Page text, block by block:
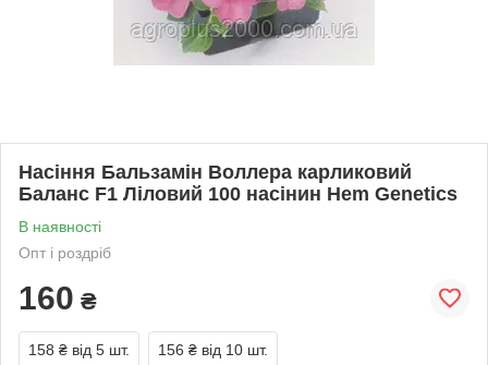
Насіння Бальзамін Воллера карликовий
Баланс F1 Ліловий 100 насінин Hem Genetics
В наявності
Опт і роздріб
160 ₴
158 ₴ від 5 шт. 156 ₴ від 10 шт.